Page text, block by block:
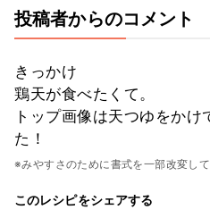
投稿者からのコメント
きっかけ
鶏天が食べたくて。
トップ画像は天つゆをか
た！
※みやすさのために書式を一部改変して
このレシピをシェアする